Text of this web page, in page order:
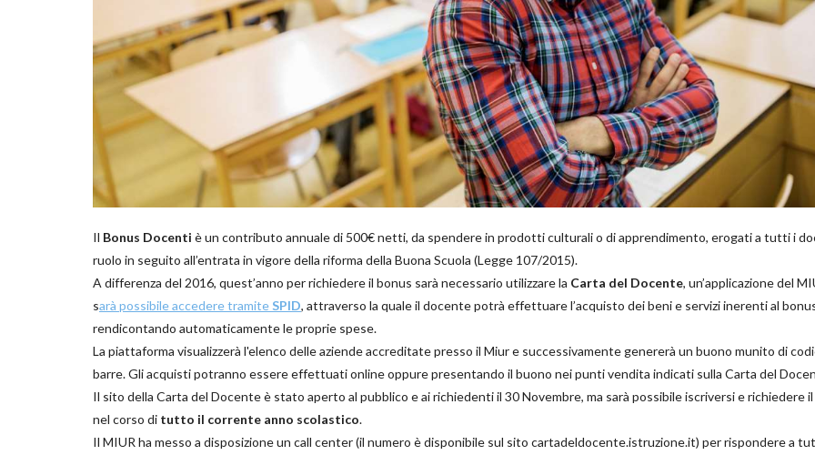
Il Bonus Docenti è un contributo annuale di 500€ netti, da spendere in prodotti culturali o di apprendimento, erogati a tutti i
ruolo in seguito all’entrata in vigore della riforma della Buona Scuola (Legge 107/2015).
A differenza del 2016, quest’anno per richiedere il bonus sarà necessario utilizzare la Carta del Docente, un’applicazione del
sarà possibile accedere tramite SPID, attraverso la quale il docente potrà effettuare l’acquisto dei beni e servizi inerenti al
rendicontando automaticamente le proprie spese.
La piattaforma visualizzerà l'elenco delle aziende accreditate presso il Miur e successivamente genererà un buono munito di
barre. Gli acquisti potranno essere effettuati online oppure presentando il buono nei punti vendita indicati sulla Carta del
Il sito della Carta del Docente è stato aperto al pubblico e ai richiedenti il 30 Novembre, ma sarà possibile iscriversi e richiedere
nel corso di tutto il corrente anno scolastico.
Il MIUR ha messo a disposizione un call center (il numero è disponibile sul sito cartadeldocente.istruzione.it) per rispondere a